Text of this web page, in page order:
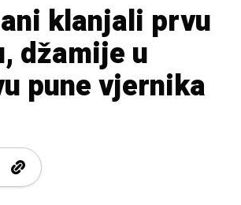
klanjali prvu
džamije u
pune vjernika